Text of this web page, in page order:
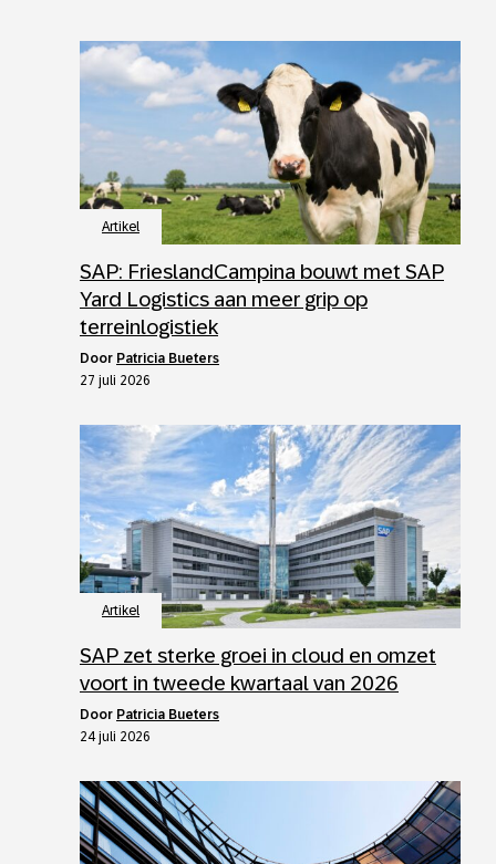
Artikel
SAP: FrieslandCampina bouwt met SAP
Yard Logistics aan meer grip op
terreinlogistiek
door Patricia Bueters
27 juli 2026
Artikel
SAP zet sterke groei in cloud en omzet
voort in tweede kwartaal van 2026
door Patricia Bueters
24 juli 2026